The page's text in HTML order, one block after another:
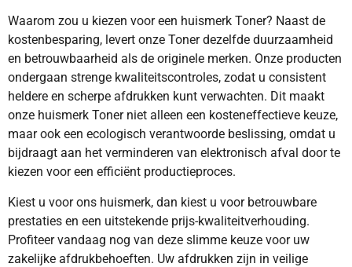
Waarom zou u kiezen voor een huismerk Toner? Naast de
kostenbesparing, levert onze Toner dezelfde duurzaamheid
en betrouwbaarheid als de originele merken. Onze producten
ondergaan strenge kwaliteitscontroles, zodat u consistent
heldere en scherpe afdrukken kunt verwachten. Dit maakt
onze huismerk Toner niet alleen een kosteneffectieve keuze,
maar ook een ecologisch verantwoorde beslissing, omdat u
bijdraagt aan het verminderen van elektronisch afval door te
kiezen voor een efficiënt productieproces.
Kiest u voor ons huismerk, dan kiest u voor betrouwbare
prestaties en een uitstekende prijs-kwaliteitverhouding.
Profiteer vandaag nog van deze slimme keuze voor uw
zakelijke afdrukbehoeften. Uw afdrukken zijn in veilige